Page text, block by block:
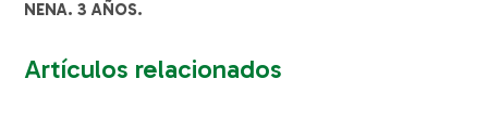
NENA. 3 AÑOS.
Artículos relacionados